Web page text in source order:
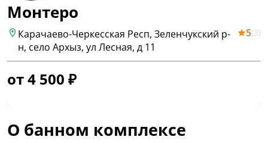
Монтеро
Карачаево-Черкесская Респ, Зеленчукский р-
н, село Архыз, ул Лесная, д 11
5(3)
от4 500 ₽
О банном комплексе